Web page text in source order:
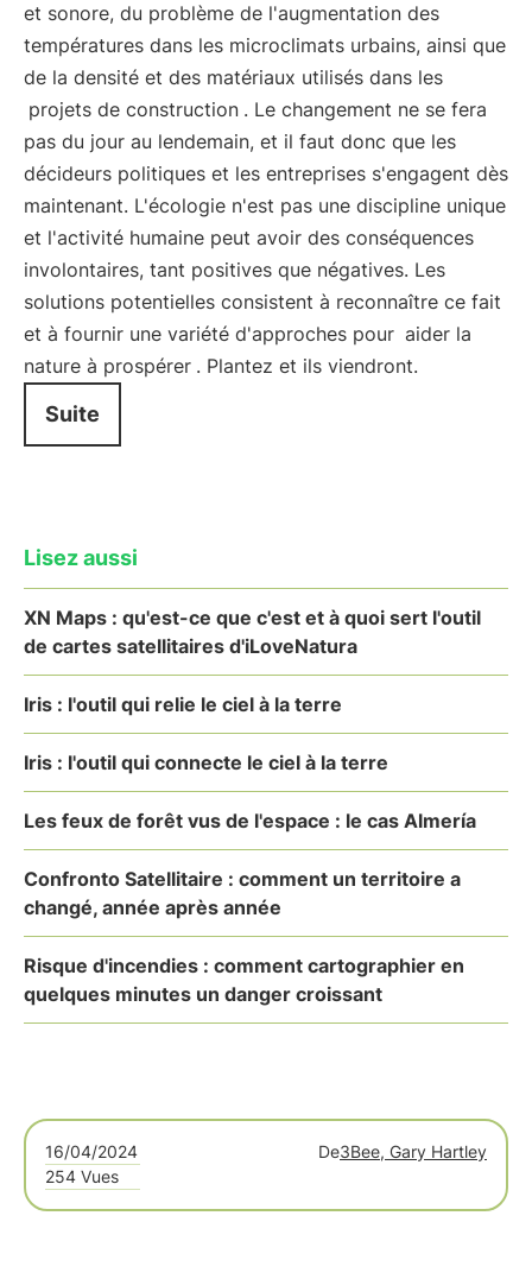
et sonore, du problème de l'augmentation des
températures dans les microclimats urbains, ainsi que
de la densité et des matériaux utilisés dans les
projets de construction . Le changement ne se fera
pas du jour au lendemain, et il faut donc que les
décideurs politiques et les entreprises s'engagent dès
maintenant. L'écologie n'est pas une discipline unique
et l'activité humaine peut avoir des conséquences
involontaires, tant positives que négatives. Les
solutions potentielles consistent à reconnaître ce fait
et à fournir une variété d'approches pour aider la
nature à prospérer . Plantez et ils viendront.
Suite
Lisez aussi
XN Maps : qu'est-ce que c'est et à quoi sert l'outil
de cartes satellitaires d'iLoveNatura
Iris : l'outil qui relie le ciel à la terre
Iris : l'outil qui connecte le ciel à la terre
Les feux de forêt vus de l'espace : le cas Almería
Confronto Satellitaire : comment un territoire a
changé, année après année
Risque d'incendies : comment cartographier en
quelques minutes un danger croissant
16/04/2024 De3Bee, Gary Hartley
254 Vues